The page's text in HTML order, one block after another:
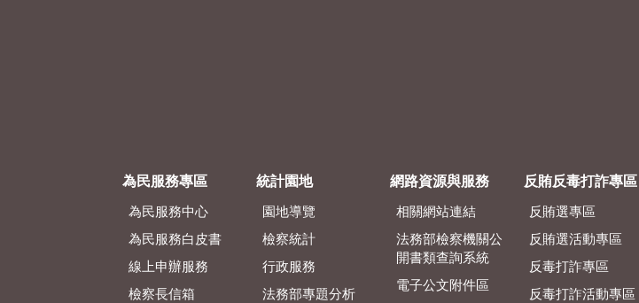
為民服務專區
為民服務中心
為民服務白皮書
線上申辦服務
檢察長信箱
統計園地
園地導覽
檢察統計
行政服務
法務部專題分析
網路資源與服務
相關網站連結
法務部檢察機關公
開書類查詢系統
電子公文附件區
反賄反毒打詐專區
反賄選專區
反賄選活動專區
反毒打詐專區
反毒打詐活動專區